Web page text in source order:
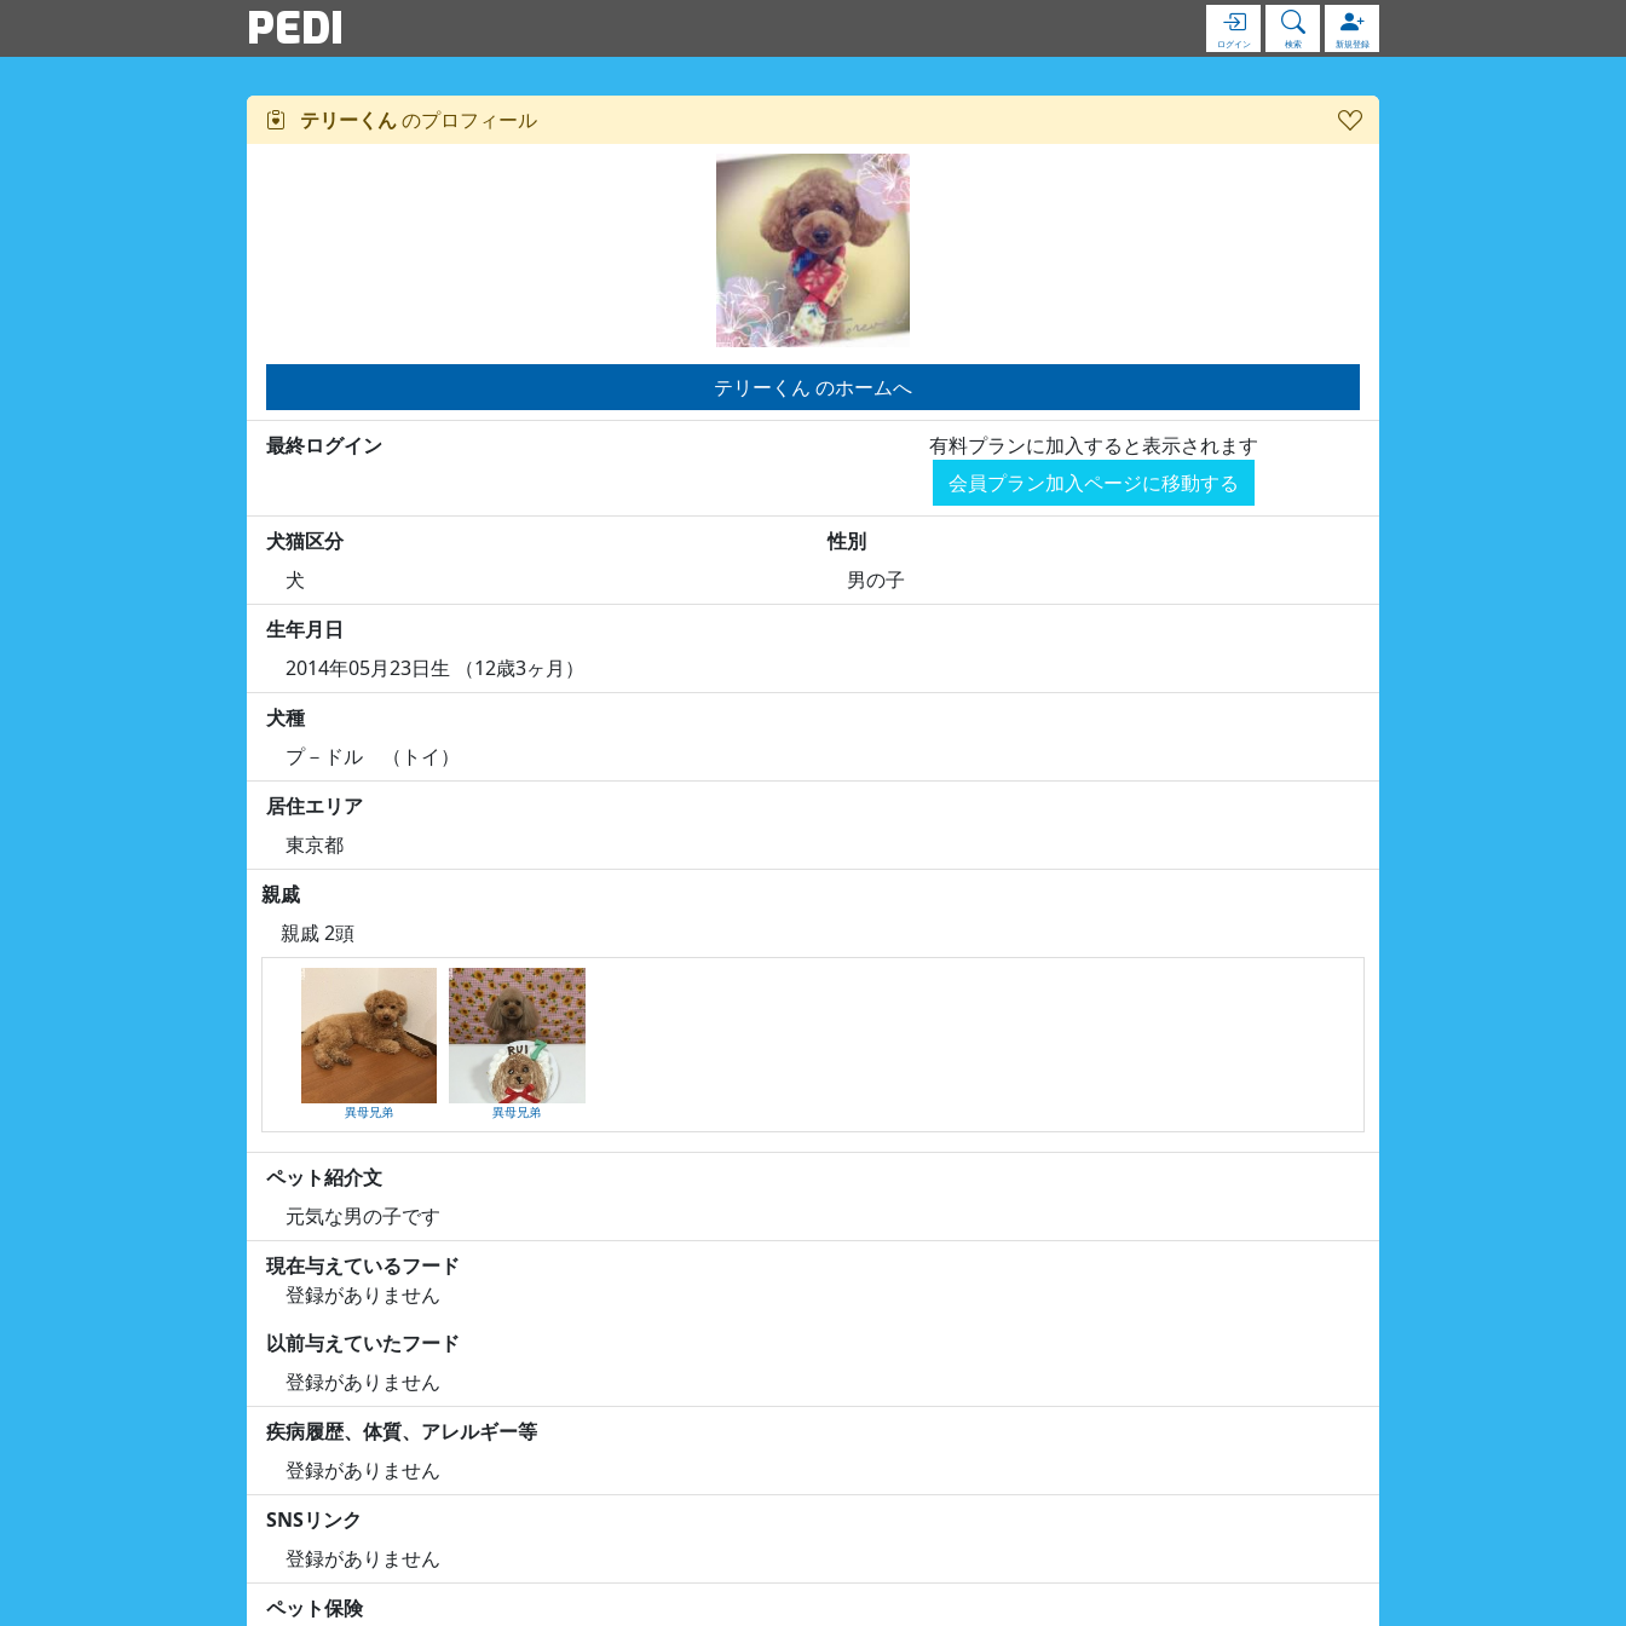
PEDI ログイン 検索 新規登録
テリーくんのプロフィール
テリーくん のホームへ
最終ログイン
有料プランに加入すると表示されます
会員プラン加入ページに移動する
犬猫区分
犬
性別
男の子
生年月日
2014年05月23日生 （12歳3ヶ月）
犬種
プ－ドル （トイ）
居住エリア
東京都
親戚
親戚 2頭
異母兄弟 異母兄弟
ペット紹介文
元気な男の子です
現在与えているフード
登録がありません
以前与えていたフード
登録がありません
疾病履歴、体質、アレルギー等
登録がありません
SNSリンク
登録がありません
ペット保険